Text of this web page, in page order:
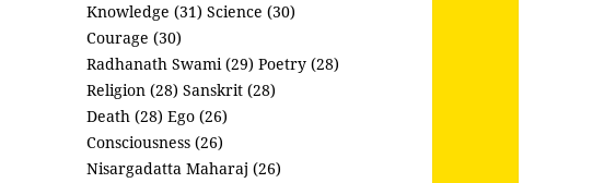
Knowledge (31) Science (30)
Courage (30)
Radhanath Swami (29) Poetry (28)
Religion (28) Sanskrit (28)
Death (28) Ego (26)
Consciousness (26)
Nisargadatta Maharaj (26)